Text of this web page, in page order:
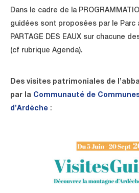
Dans le cadre de la
guidées sont proposées par le Parc
PARTAGE DES EAUX sur chacune
(cf rubrique Agenda).
Des visites patrimoniales de
par la Communauté de
d’Ardèche :